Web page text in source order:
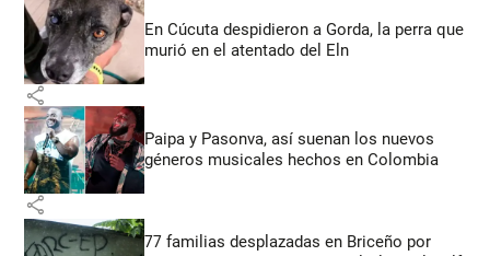
En Cúcuta despidieron a Gorda, la perra que
murió en el atentado del Eln
share
Paipa y Pasonva, así suenan los nuevos
géneros musicales hechos en Colombia
share
77 familias desplazadas en Briceño por